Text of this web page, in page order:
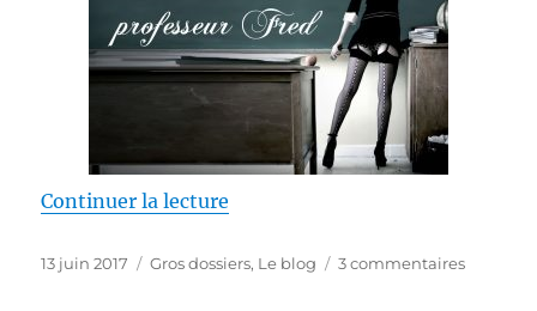
Continuer la lecture
Publié
13 juin 2017 Catégories
Gros dossiers, Le blog 3 commentairessur